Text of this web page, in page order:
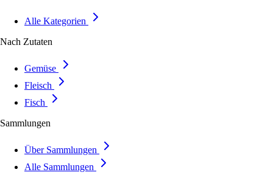
Alle Kategorien
Nach Zutaten
Gemüse
Fleisch
Fisch
Sammlungen
Über Sammlungen
Alle Sammlungen